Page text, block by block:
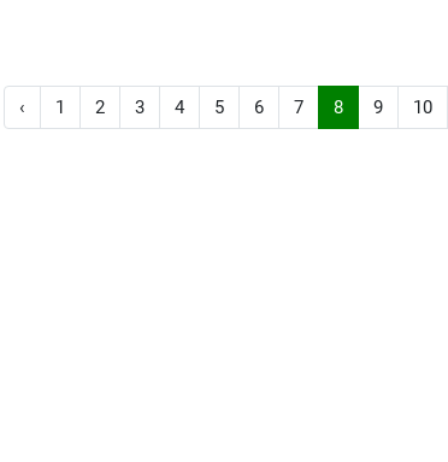
‹ 1 2 3 4 5 6 7 8 9 10